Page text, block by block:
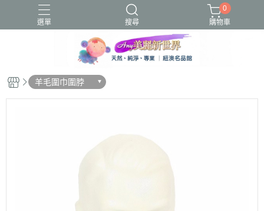
選單 搜尋
圍脖 蜂毒 貝蕾帽
0
購物車
羊毛圍巾圍脖